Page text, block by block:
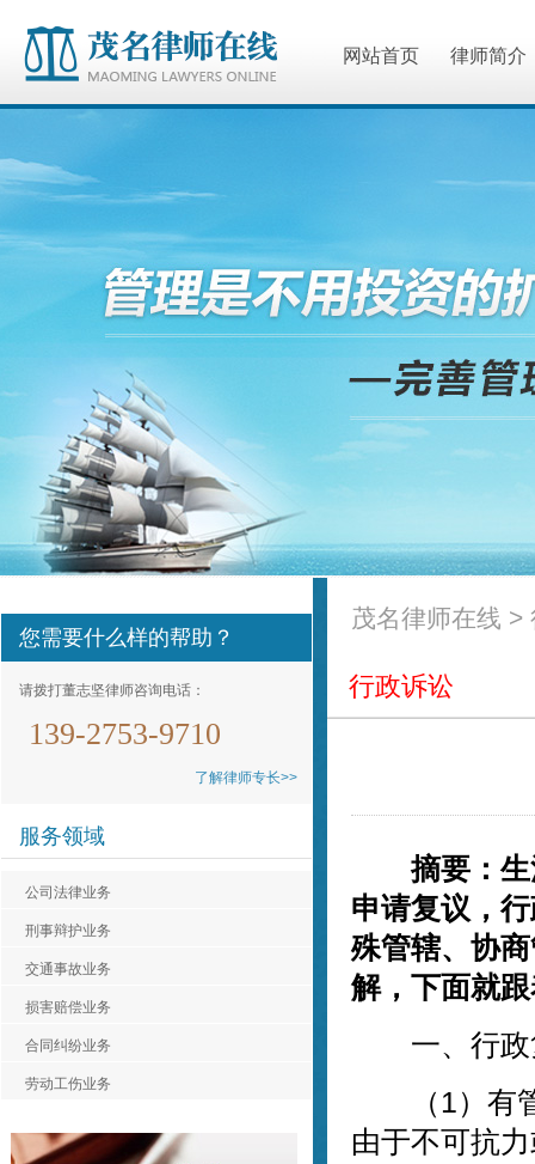
网站首页 律师简介
您需要什么样的帮助？
请拨打董志坚律师咨询电话：
139-2753-9710
了解律师专长>>
服务领域
公司法律业务
刑事辩护业务
交通事故业务
损害赔偿业务
合同纠纷业务
劳动工伤业务
认真负责，非常不错。
茂名律师在线 >
行政诉讼
摘要：生活
申请复议，
殊管辖、协
解，下面就
一、行政
（1）有管
由于不可抗